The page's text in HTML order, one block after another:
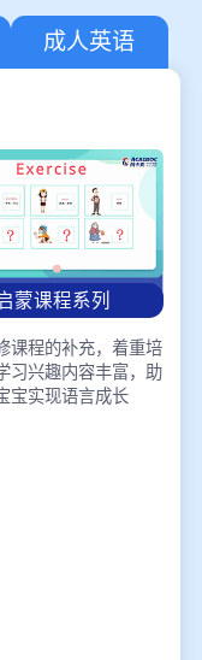
成人英语
蒙课程系列
课程的补充，着重培
习兴趣内容丰富，助
宝实现语言成长